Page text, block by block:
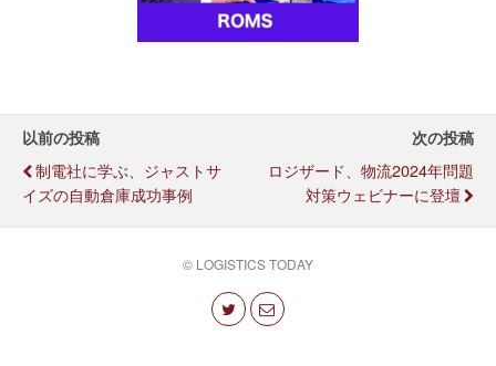
以前の投稿
制電社に学ぶ、ジャストサ
イズの自動倉庫成功事例
次の投稿
ロジザード、物流2024年問題
対策ウェビナーに登壇
© LOGISTICS TODAY